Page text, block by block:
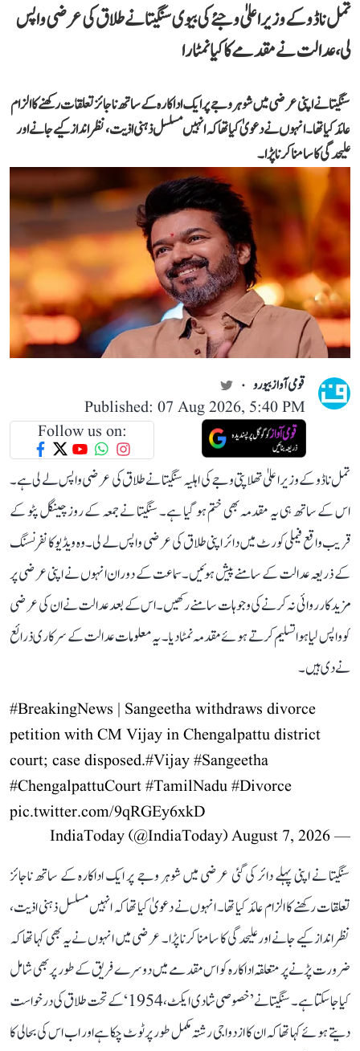
تمل ناڈو کے وزیر اعلیٰ وجئے کی بیوی سنگیتا نے طلاق کی عرضی واپس
لی، عدالت نے مقدمے کا کیا نمٹارا
سنگیتا نے اپنی عرضی میں شوہر وجے پر ایک اداکارہ کے ساتھ ناجائز تعلقات رکھنے کا الزام
عائد کیا تھا۔ انہوں نے دعویٰ کیا تھا کہ انہیں مسلسل ذہنی اذیت، نظر انداز کیے جانے اور
علیحدگی کا سامنا کرنا پڑا۔
قومی آواز بیورو
Published: 07 Aug 2026, 5:40 PM
Follow us on:
تمل ناڈو کے وزیر اعلیٰ تھلاپتی وجے کی اہلیہ سنگیتا نے طلاق کی عرضی واپس لے لی ہے۔
اس کے ساتھ ہی یہ مقدمہ بھی ختم ہو گیا ہے۔ سنگیتا نے جمعہ کے روز چینگل پٹو کے
قریب واقع فیملی کورٹ میں دائر اپنی طلاق کی عرضی واپس لے لی۔ وہ ویڈیو کانفرنسنگ
کے ذریعہ عدالت کے سامنے پیش ہوئیں۔ سماعت کے دوران انہوں نے اپنی عرضی پر
مزید کارروائی نہ کرنے کی وجوہات سامنے رکھیں۔ اس کے بعد عدالت نے ان کی عرضی
کو واپس لیا ہوا تسلیم کرتے ہوئے مقدمہ نمٹا دیا۔ یہ معلومات عدالت کے سرکاری ذرائع
نے دی ہیں۔
#BreakingNews | Sangeetha withdraws divorce
petition with CM Vijay in Chengalpattu district
court; case disposed.#Vijay#Sangeetha
#ChengalpattuCourt#TamilNadu#Divorce
pic.twitter.com/9qRGEy6xkD
— IndiaToday (@IndiaToday)
August 7, 2026
سنگیتا نے اپنی پہلے دائر کی گئی عرضی میں شوہر وجے پر ایک اداکارہ کے ساتھ ناجائز
تعلقات رکھنے کا الزام عائد کیا تھا۔ انہوں نے دعویٰ کیا تھا کہ انہیں مسلسل ذہنی اذیت،
نظر انداز کیے جانے اور علیحدگی کا سامنا کرنا پڑا۔ عرضی میں انہوں نے یہ بھی کہا تھا کہ
ضرورت پڑنے پر متعلقہ اداکارہ کو اس مقدمے میں دوسرے فریق کے طور پر بھی شامل
کیا جا سکتا ہے۔ سنگیتا نے ’خصوصی شادی ایکٹ، 1954‘ کے تحت طلاق کی درخواست
دیتے ہوئے کہا تھا کہ ان کا ازدواجی رشتہ مکمل طور پر ٹوٹ چکا ہے اور اب اس کی بحالی کا